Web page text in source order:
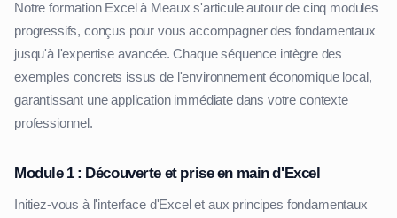
Notre formation Excel à Meaux s'articule autour de cinq modules
progressifs, conçus pour vous accompagner des fondamentaux
jusqu'à l'expertise avancée. Chaque séquence intègre des
exemples concrets issus de l'environnement économique local,
garantissant une application immédiate dans votre contexte
professionnel.
Module 1 : Découverte et prise en main d'Excel
Initiez-vous à l'interface d'Excel et aux principes fondamentaux